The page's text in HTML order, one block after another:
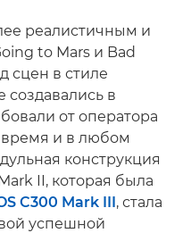
реалистичным и
to Mars и Bad
сцен в стиле
создавались в
от оператора
и в любом
конструкция
II, которая была
C300 Mark III, стала
успешной